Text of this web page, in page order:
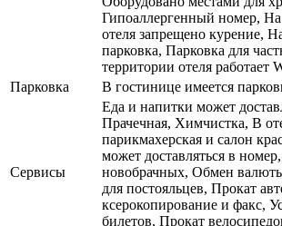
Гипоаллергенный номер, На
отеля запрещено курение,
парковка, Парковка для
территории отеля работает
Парковка
В гостинице имеется
Сервисы
Еда и напитки может
Прачечная, Химчистка, В
парикмахерская и салон
может доставляться в
новобрачных, Обмен
для постояльцев, Прокат
ксерокопирование и факс,
билетов, Прокат